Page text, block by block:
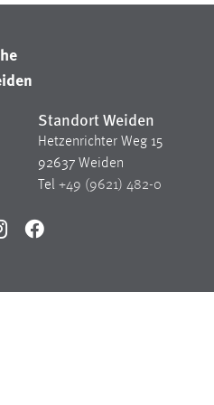
Standort Weiden
Hetzenrichter Weg 15
92637 Weiden
Tel +49 (9621) 482-0
Facebook
preference
Cookie speichert die gewählte
der Website.